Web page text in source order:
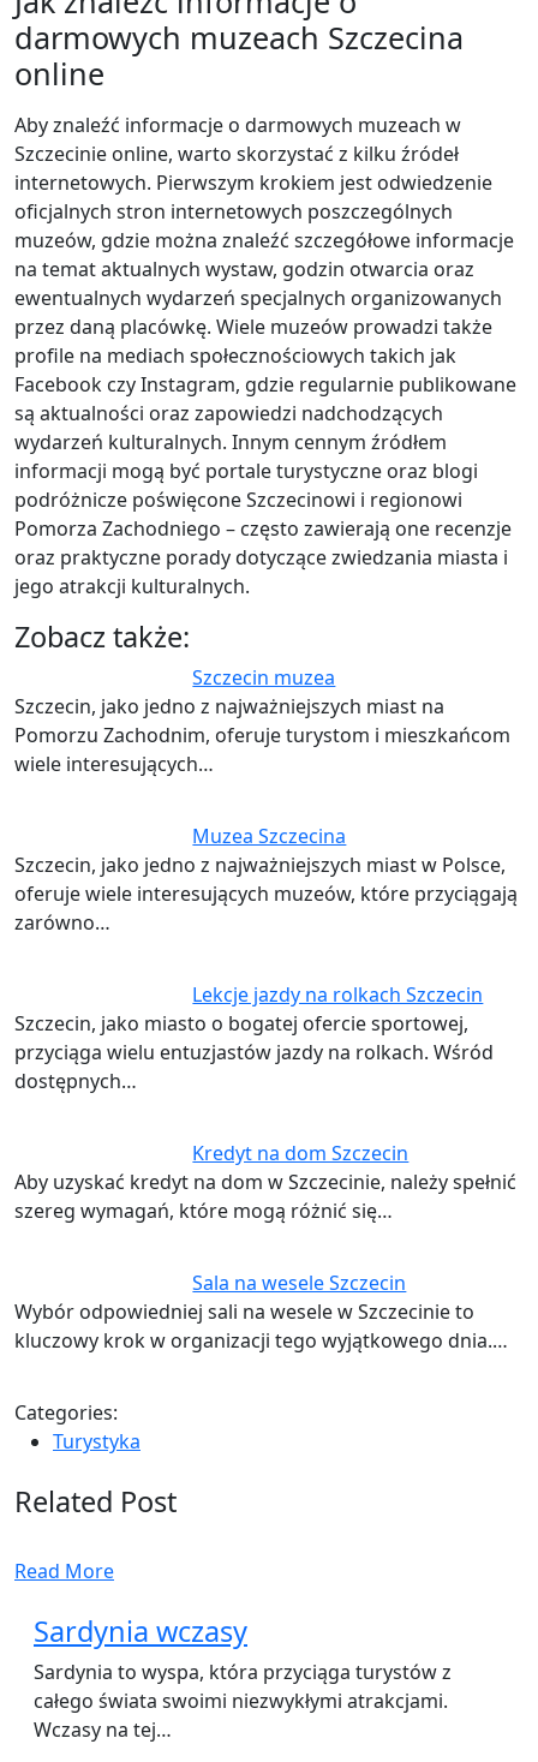
darmowych muzeach Szczecina
online
Aby znaleźć informacje o darmowych muzeach w
Szczecinie online, warto skorzystać z kilku źródeł
internetowych. Pierwszym krokiem jest odwiedzenie
oficjalnych stron internetowych poszczególnych
muzeów, gdzie można znaleźć szczegółowe informacje
na temat aktualnych wystaw, godzin otwarcia oraz
ewentualnych wydarzeń specjalnych organizowanych
przez daną placówkę. Wiele muzeów prowadzi także
profile na mediach społecznościowych takich jak
Facebook czy Instagram, gdzie regularnie publikowane
są aktualności oraz zapowiedzi nadchodzących
wydarzeń kulturalnych. Innym cennym źródłem
informacji mogą być portale turystyczne oraz blogi
podróżnicze poświęcone Szczecinowi i regionowi
Pomorza Zachodniego – często zawierają one recenzje
oraz praktyczne porady dotyczące zwiedzania miasta i
jego atrakcji kulturalnych.
Zobacz także:
Szczecin muzea
Szczecin, jako jedno z najważniejszych miast na
Pomorzu Zachodnim, oferuje turystom i mieszkańcom
wiele interesujących…
Muzea Szczecina
Szczecin, jako jedno z najważniejszych miast w Polsce,
oferuje wiele interesujących muzeów, które przyciągają
zarówno…
Lekcje jazdy na rolkach Szczecin
Szczecin, jako miasto o bogatej ofercie sportowej,
przyciąga wielu entuzjastów jazdy na rolkach. Wśród
dostępnych…
Kredyt na dom Szczecin
Aby uzyskać kredyt na dom w Szczecinie, należy spełnić
szereg wymagań, które mogą różnić się…
Sala na wesele Szczecin
Wybór odpowiedniej sali na wesele w Szczecinie to
kluczowy krok w organizacji tego wyjątkowego dnia.…
Categories:
Turystyka
Related Post
Read More
Sardynia wczasy
Sardynia to wyspa, która przyciąga turystów z
całego świata swoimi niezwykłymi atrakcjami.
Wczasy na tej…